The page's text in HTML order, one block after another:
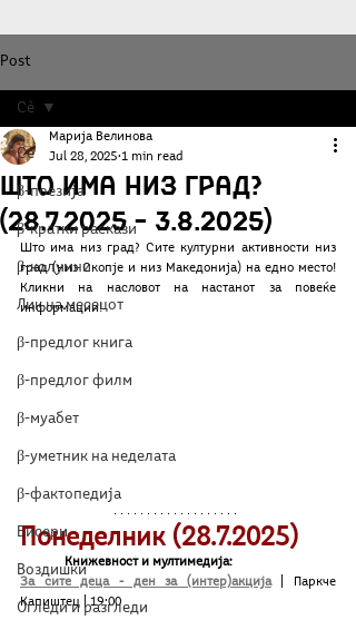
Post
Сè
β-поезија
β-кратки раскази
β-колумни
Лик на месецот
β-предлог книга
β-предлог филм
β-муабет
β-уметник на неделата
β-фактопедија
Бисери
Воздишки
Огледи и разгледи
Сè
Што има низ град?
(28.7.2025 – 3.8.2025)
Марија Велинова
Jul 28, 2025 1 min read
Што има низ град? Сите културни активности низ
град (низ Скопје и низ Македонија) на едно место!
Кликни на насловот на настанот за повеќе
информации!
Понеделник (28.7.2025)
Книжевност и мултимедија:
За сите деца - ден за (интер)акција
| Паркче
Капиштец | 19:00